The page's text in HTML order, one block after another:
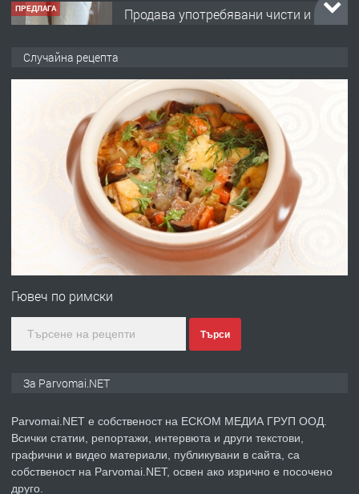
преди 1 година
преди 1 година
Първи поход "По стъпките на Ангел
Войвода"
преди 1 година
Монтажник на малки детайли за
преди 1 година
ПРЕДЛАГА
Продавам апартамент - гр.
Случайна рецепта
Гювеч по римски
Търси
За Parvomai.NET
Parvomai.NET е собственост на ЕСКОМ МЕДИА ГРУП ООД.
Всички статии, репортажи, интервюта и други текстови,
графични и видео материали, публикувани в сайта, са
собственост на Parvomai.NET, освен ако изрично е посочено
друго.